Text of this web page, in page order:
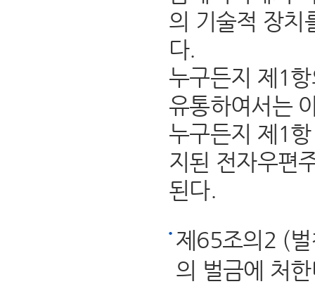
의 기술적 장치
다.
누구든지 제1
유통하여서는
누구든지 제1
지된 전자우편
된다.
제65조의2 (
의 벌금에 처